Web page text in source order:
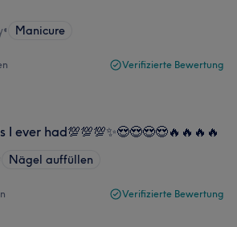
• Manicure
Verifizierte Bewertung
ever had💯💯💯✨😍😍😍😍🔥🔥🔥🔥
Nägel auffüllen
Verifizierte Bewertung